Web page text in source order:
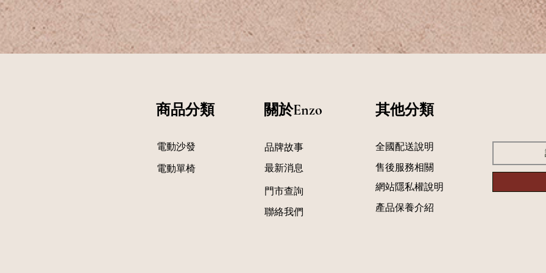
關於Enzo
商品分類
品牌故事
最新消息
門市查詢
聯絡我們
電動沙發
​電動單椅
​其他分類
​全國配送說明
售後服務相關
網站隱私權說明
產品保養介紹